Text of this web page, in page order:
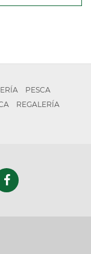
PESCA
REGALERÍA